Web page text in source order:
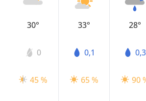
30°
0
45 %
33°
0,1
65 %
28°
0,3
90